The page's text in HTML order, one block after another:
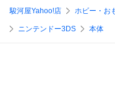
駿河屋Yahoo!店 ホビー・お
ニンテンドー3DS 本体